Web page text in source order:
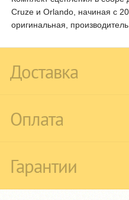
Cruze и Orlando, начиная с
оригинальная,
Доставка
Оплата
Гарантии